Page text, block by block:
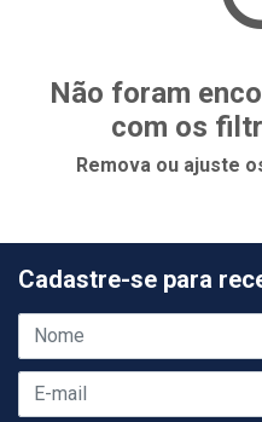
Não foram
com os
Remova ou ajuste
Cadastre-se para